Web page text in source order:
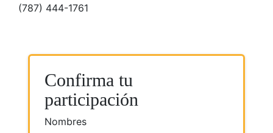
(787) 444-1761
Confirma tu
participación
Nombres